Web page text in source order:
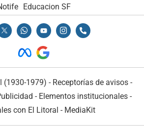
Educacion SF
(1930-1979) - Receptorías de avisos -
- Elementos institucionales -
con El Litoral - MediaKit